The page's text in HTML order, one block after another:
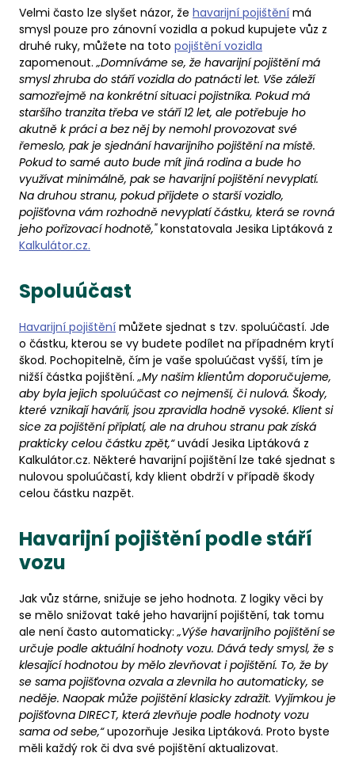
Velmi často lze slyšet názor, že havarijní pojištění má
smysl pouze pro zánovní vozidla a pokud kupujete vůz z
druhé ruky, můžete na toto pojištění vozidla
zapomenout.„Domníváme se, že havarijní pojištění má
smysl zhruba do stáří vozidla do patnácti let. Vše záleží
samozřejmě na konkrétní situaci pojistníka. Pokud má
staršího tranzita třeba ve stáří 12 let, ale potřebuje ho
akutně k práci a bez něj by nemohl provozovat své
řemeslo, pak je sjednání havarijního pojištění na místě.
Pokud to samé auto bude mít jiná rodina a bude ho
využívat minimálně, pak se havarijní pojištění nevyplatí.
Na druhou stranu, pokud přijdete o starší vozidlo,
pojišťovna vám rozhodně nevyplatí částku, která se rovná
jeho pořizovací hodnotě,"konstatovala Jesika Liptáková z
Kalkulátor.cz.
Spoluúčast
Havarijní pojištění můžete sjednat s tzv. spoluúčastí. Jde
o částku, kterou se vy budete podílet na případném krytí
škod. Pochopitelně, čím je vaše spoluúčast vyšší, tím je
nižší částka pojištění.„My našim klientům doporučujeme,
aby byla jejich spoluúčast co nejmenší, či nulová. Škody,
které vznikají havárií, jsou zpravidla hodně vysoké. Klient si
sice za pojištění připlatí, ale na druhou stranu pak získá
prakticky celou částku zpět,“uvádí Jesika Liptáková z
Kalkulátor.cz. Některé havarijní pojištění lze také sjednat s
nulovou spoluúčastí, kdy klient obdrží v případě škody
celou částku nazpět.
Havarijní pojištění podle stáří
vozu
Jak vůz stárne, snižuje se jeho hodnota. Z logiky věci by
se mělo snižovat také jeho havarijní pojištění, tak tomu
ale není často automaticky:„Výše havarijního pojištění se
určuje podle aktuální hodnoty vozu. Dává tedy smysl, že s
klesající hodnotou by mělo zlevňovat i pojištění. To, že by
se sama pojišťovna ozvala a zlevnila ho automaticky, se
neděje. Naopak může pojištění klasicky zdražit. Vyjímkou je
pojišťovna DIRECT, která zlevňuje podle hodnoty vozu
sama od sebe,“upozorňuje Jesika Liptáková. Proto byste
měli každý rok či dva své pojištění aktualizovat.